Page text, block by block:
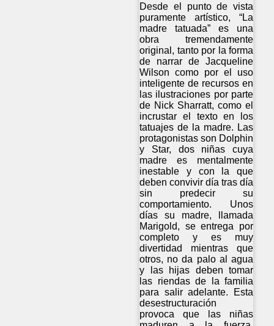
Desde el punto de vista
puramente artístico, “La
madre tatuada” es una
obra tremendamente
original, tanto por la forma
de narrar de Jacqueline
Wilson como por el uso
inteligente de recursos en
las ilustraciones por parte
de Nick Sharratt, como el
incrustar el texto en los
tatuajes de la madre. Las
protagonistas son Dolphin
y Star, dos niñas cuya
madre es mentalmente
inestable y con la que
deben convivir día tras día
sin predecir su
comportamiento. Unos
días su madre, llamada
Marigold, se entrega por
completo y es muy
divertidad mientras que
otros, no da palo al agua
y las hijas deben tomar
las riendas de la familia
para salir adelante. Esta
desestructuración
provoca que las niñas